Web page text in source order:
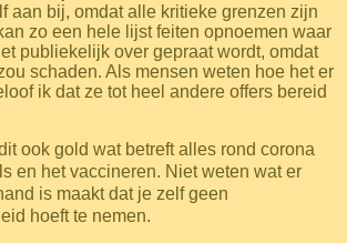
aan bij, omdat alle kritieke grenzen zijn
zo een hele lijst feiten opnoemen waar
publiekelijk over gepraat wordt, omdat
schaden. Als mensen weten hoe het er
ik dat ze tot heel andere offers bereid
ook gold wat betreft alles rond corona
en het vaccineren. Niet weten wat er
is maakt dat je zelf geen
hoeft te nemen.